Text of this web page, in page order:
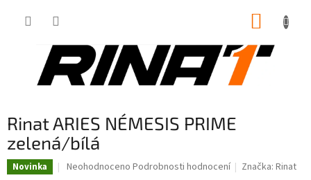
Rinat ARIES NÉMESIS PRIME
zelená/bílá
Novinka
Průměrné
Neohodnoceno Podrobnosti hodnocení Značka:Rinat